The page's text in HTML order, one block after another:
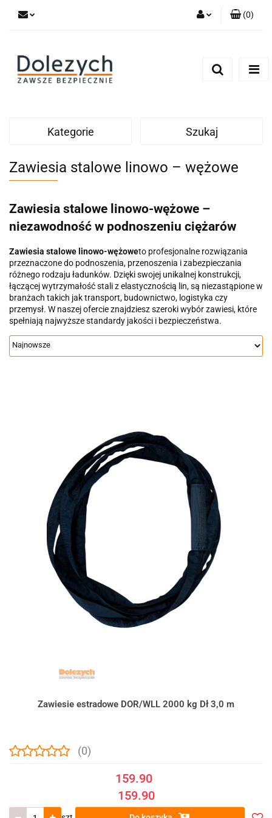
(0)
Kategorie Szukaj
Zawiesia stalowe linowo – wężowe
Zawiesia stalowe linowo-wężowe –
niezawodność w podnoszeniu ciężarów
Zawiesia stalowe linowo-wężoweto profesjonalne rozwiązania
przeznaczone do podnoszenia, przenoszenia i zabezpieczania
różnego rodzaju ładunków. Dzięki swojej unikalnej konstrukcji,
łączącej wytrzymałość stali z elastycznością lin, są niezastąpione w
branżach takich jak transport, budownictwo, logistyka czy
przemysł. W naszej ofercie znajdziesz szeroki wybór zawiesi, które
spełniają najwyższe standardy jakości i bezpieczeństwa.
Zawiesie estradowe DOR/WLL 2000 kg Dł 3,0 m
(0)
159.90
159.90